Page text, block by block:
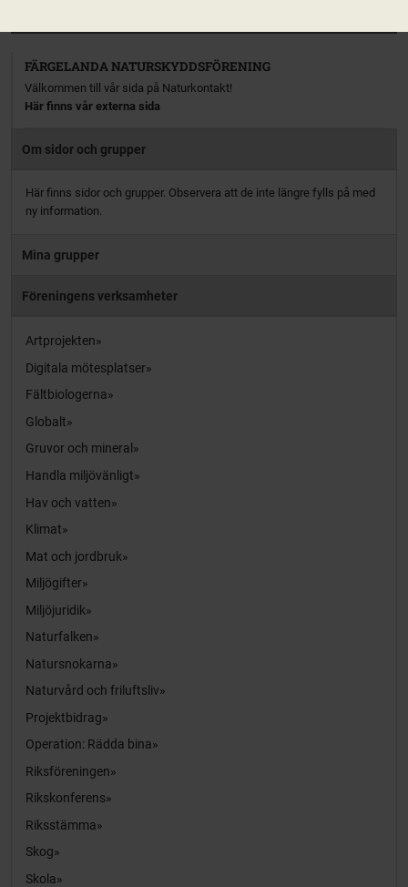
FÄRGELANDA NATURSKYDDSFÖRENING
Välkommen till vår sida på Naturkontakt!
Här finns vår externa sida
Om sidor och grupper
Här finns sidor och grupper. Observera att de inte längre fylls på med
ny information.
Mina grupper
Föreningens verksamheter
Artprojekten
Digitala mötesplatser
Fältbiologerna
Globalt
Gruvor och mineral
Handla miljövänligt
Hav och vatten
Klimat
Mat och jordbruk
Miljögifter
Miljöjuridik
Naturfalken
Natursnokarna
Naturvård och friluftsliv
Projektbidrag
Operation: Rädda bina
Riksföreningen
Rikskonferens
Riksstämma
Skog
Skola